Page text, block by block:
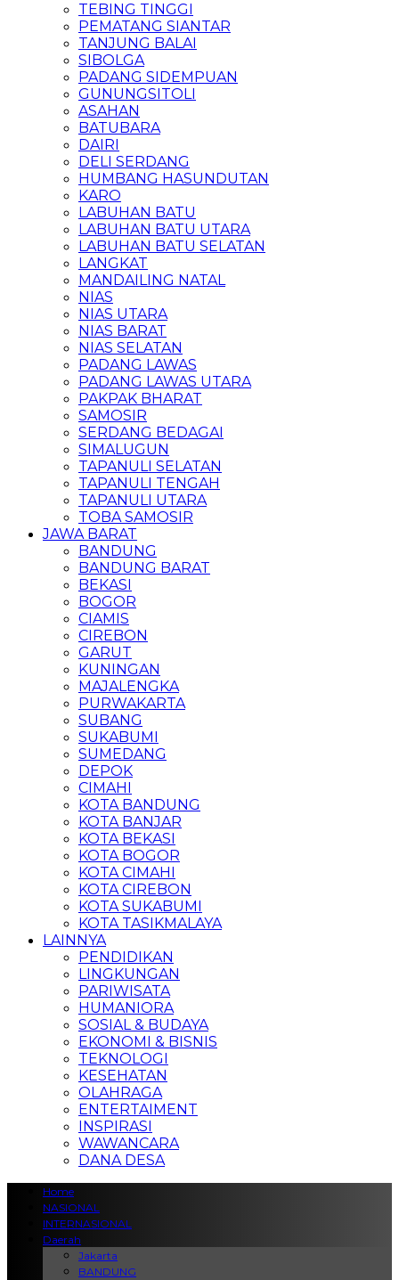
TEBING TINGGI
PEMATANG SIANTAR
TANJUNG BALAI
SIBOLGA
PADANG SIDEMPUAN
GUNUNGSITOLI
ASAHAN
BATUBARA
DAIRI
DELI SERDANG
HUMBANG HASUNDUTAN
KARO
LABUHAN BATU
LABUHAN BATU UTARA
LABUHAN BATU SELATAN
LANGKAT
MANDAILING NATAL
NIAS
NIAS UTARA
NIAS BARAT
NIAS SELATAN
PADANG LAWAS
PADANG LAWAS UTARA
PAKPAK BHARAT
SAMOSIR
SERDANG BEDAGAI
SIMALUGUN
TAPANULI SELATAN
TAPANULI TENGAH
TAPANULI UTARA
TOBA SAMOSIR
JAWA BARAT
BANDUNG
BANDUNG BARAT
BEKASI
BOGOR
CIAMIS
CIREBON
GARUT
KUNINGAN
MAJALENGKA
PURWAKARTA
SUBANG
SUKABUMI
SUMEDANG
DEPOK
CIMAHI
KOTA BANDUNG
KOTA BANJAR
KOTA BEKASI
KOTA BOGOR
KOTA CIMAHI
KOTA CIREBON
KOTA SUKABUMI
KOTA TASIKMALAYA
LAINNYA
PENDIDIKAN
LINGKUNGAN
PARIWISATA
HUMANIORA
SOSIAL & BUDAYA
EKONOMI & BISNIS
TEKNOLOGI
KESEHATAN
OLAHRAGA
ENTERTAIMENT
INSPIRASI
WAWANCARA
DANA DESA
Home
NASIONAL
INTERNASIONAL
Daerah
Jakarta
BANDUNG